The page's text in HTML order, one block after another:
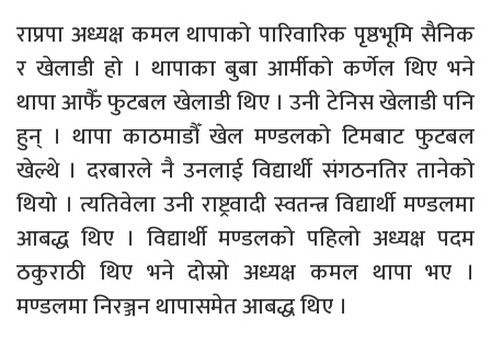
राप्रपा अध्यक्ष कमल थापाको पारिवारिक पृष्ठभूमि सैनिक
र खेलाडी हो । थापाका बुबा आर्मीको कर्णेल थिए भने
थापा आफैँ फुटबल खेलाडी थिए । उनी टेनिस खेलाडी पनि
हुन् । थापा काठमाडौँ खेल मण्डलको टिमबाट फुटबल
खेल्थे । दरबारले नै उनलाई विद्यार्थी संगठनतिर तानेको
थियो । त्यतिवेला उनी राष्ट्रवादी स्वतन्त्र विद्यार्थी मण्डलमा
आबद्ध थिए । विद्यार्थी मण्डलको पहिलो अध्यक्ष पदम
ठकुराठी थिए भने दोस्रो अध्यक्ष कमल थापा भए ।
मण्डलमा निरञ्जन थापासमेत आबद्ध थिए ।